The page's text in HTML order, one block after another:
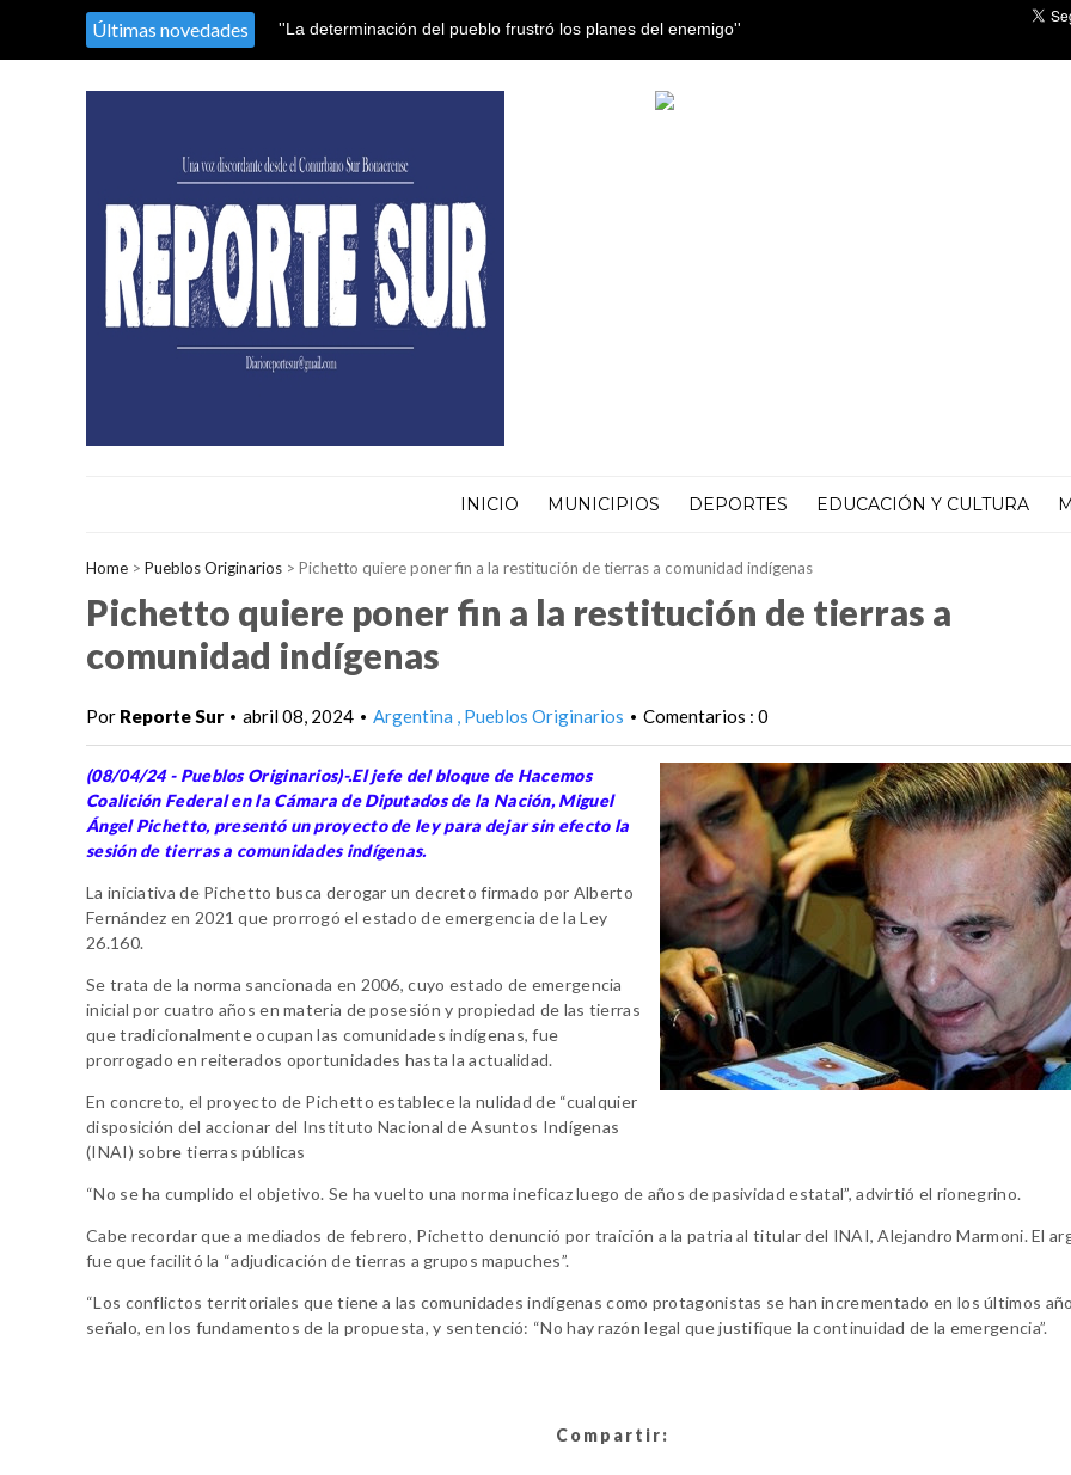
Últimas novedades ''La determinación del pueblo frustró los planes del enemigo''
INICIO MUNICIPIOS DEPORTES EDUCACIÓN Y CULTURA
Home > Pueblos Originarios > Pichetto quiere poner fin a la restitución de tierras a comunidad indígenas
Pichetto quiere poner fin a la restitución de tierras a
comunidad indígenas
Por Reporte Sur • abril 08, 2024 • Argentina Pueblos Originarios • Comentarios : 0
(08/04/24 - Pueblos Originarios)-.El jefe del bloque de Hacemos
Coalición Federal en la Cámara de Diputados de la Nación, Miguel
Ángel Pichetto, presentó un proyecto de ley para dejar sin efecto la
sesión de tierras a comunidades indígenas.
La iniciativa de Pichetto busca derogar un decreto firmado por Alberto
Fernández en 2021 que prorrogó el estado de emergencia de la Ley
26.160.
Se trata de la norma sancionada en 2006, cuyo estado de emergencia
inicial por cuatro años en materia de posesión y propiedad de las tierras
que tradicionalmente ocupan las comunidades indígenas, fue
prorrogado en reiterados oportunidades hasta la actualidad.
En concreto, el proyecto de Pichetto establece la nulidad de “cualquier
disposición del accionar del Instituto Nacional de Asuntos Indígenas
(INAI) sobre tierras públicas
“No se ha cumplido el objetivo. Se ha vuelto una norma ineficaz luego de años de pasividad estatal”, advirtió el rionegrino.
Cabe recordar que a mediados de febrero, Pichetto denunció por traición a la patria al titular del INAI, Alejandro Marmoni. El
fue que facilitó la “adjudicación de tierras a grupos mapuches”.
“Los conflictos territoriales que tiene a las comunidades indígenas como protagonistas se han incrementado en los últimos
señalo, en los fundamentos de la propuesta, y sentenció: “No hay razón legal que justifique la continuidad de la emergencia”.
Compartir: